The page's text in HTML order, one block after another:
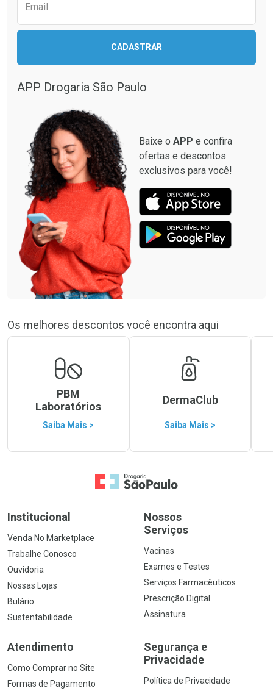
Email
CADASTRAR
APP Drogaria São Paulo
Baixe o APP e confira
ofertas e descontos
exclusivos para você!
Os melhores descontos você encontra aqui
PBM
Laboratórios
Saiba Mais >
DermaClub
Saiba Mais >
Ir para a Home
Institucional
Venda No Marketplace
Trabalhe Conosco
Ouvidoria
Nossas Lojas
Bulário
Sustentabilidade
Nossos
Serviços
Vacinas
Exames e Testes
Serviços Farmacêuticos
Prescrição Digital
Assinatura
Atendimento
Como Comprar no Site
Formas de Pagamento
Segurança e
Privacidade
Política de Privacidade